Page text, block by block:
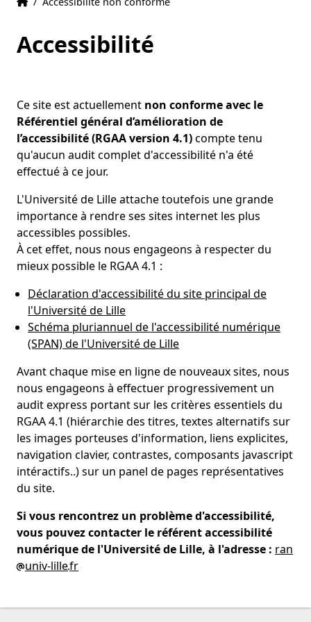
Accessibilité
Ce site est actuellement non conforme avec le
Référentiel général d’amélioration de
l’accessibilité (RGAA version 4.1)compte tenu
qu'aucun audit complet d'accessibilité n'a été
effectué à ce jour.
L'Université de Lille attache toutefois une grande
importance à rendre ses sites internet les plus
accessibles possibles.
À cet effet, nous nous engageons à respecter du
mieux possible le RGAA 4.1 :
Déclaration d'accessibilité du site principal de
l'Université de Lille
Schéma pluriannuel de l'accessibilité numérique
(SPAN) de l'Université de Lille
Avant chaque mise en ligne de nouveaux sites, nous
nous engageons à effectuer progressivement un
audit express portant sur les critères essentiels du
RGAA 4.1 (hiérarchie des titres, textes alternatifs sur
les images porteuses d'information, liens explicites,
navigation clavier, contrastes, composants javascript
intéractifs..) sur un panel de pages représentatives
du site.
Si vous rencontrez un problème d'accessibilité,
vous pouvez contacter le référent accessibilité
numérique de l'Université de Lille, à l'adresse : ran
univ-lillefr